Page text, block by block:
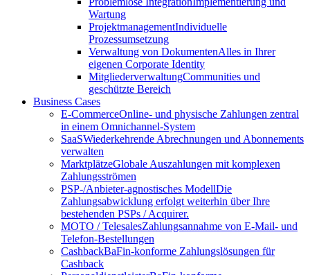
Wartung
ProjektmanagementIndividuelle
Prozessumsetzung
Verwaltung von DokumentenAlles in Ihrer
eigenen Corporate Identity
MitgliederverwaltungCommunities und
geschützte Bereich
Business Cases
E-CommerceOnline- und physische Zahlungen zentral
in einem Omnichannel-System
SaaSWiederkehrende Abrechnungen und Abonnements
verwalten
MarktplätzeGlobale Auszahlungen mit komplexen
Zahlungsströmen
PSP-/Anbieter‑agnostisches ModellDie
Zahlungsabwicklung erfolgt weiterhin über Ihre
bestehenden PSPs / Acquirer.
MOTO / TelesalesZahlungsannahme von E-Mail- und
Telefon-Bestellungen
CashbackBaFin-konforme Zahlungslösungen für
Cashback